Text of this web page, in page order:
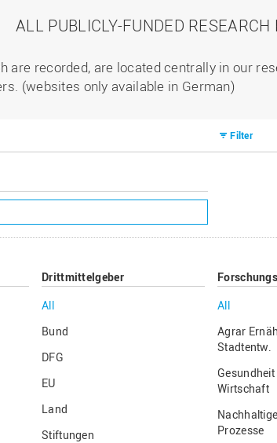
ALL PUBLICLY-FUNDED
are recorded, are located centrally in our
(websites only available in German)
Filter
Drittmittelgeber
All
Bund
DFG
EU
Land
Stiftungen
All
Agrar
Stadtentw.
Wirtschaft
Prozesse